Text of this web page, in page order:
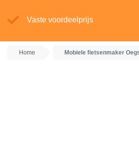
Vaste voordeelprijs
Home Mobiele fietsenmaker